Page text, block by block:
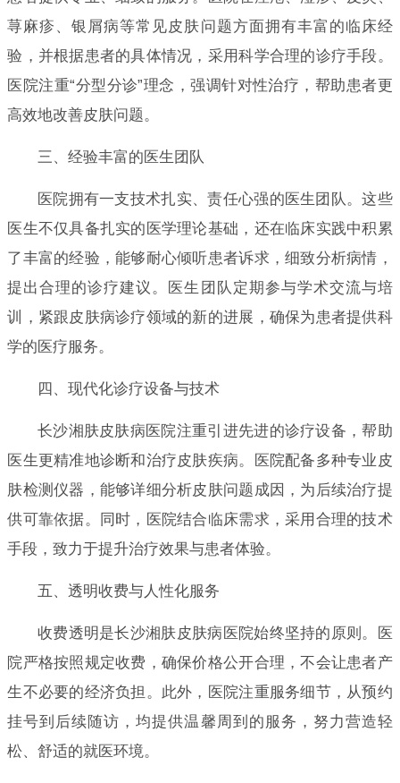
荨麻疹、银屑病等常见皮肤问题方面拥有丰富的临床经
验，并根据患者的具体情况，采用科学合理的诊疗手段。
医院注重“分型分诊”理念，强调针对性治疗，帮助患者更
高效地改善皮肤问题。
三、经验丰富的医生团队
医院拥有一支技术扎实、责任心强的医生团队。这些
医生不仅具备扎实的医学理论基础，还在临床实践中积累
了丰富的经验，能够耐心倾听患者诉求，细致分析病情，
提出合理的诊疗建议。医生团队定期参与学术交流与培
训，紧跟皮肤病诊疗领域的新的进展，确保为患者提供科
学的医疗服务。
四、现代化诊疗设备与技术
长沙湘肤皮肤病医院注重引进先进的诊疗设备，帮助
医生更精准地诊断和治疗皮肤疾病。医院配备多种专业皮
肤检测仪器，能够详细分析皮肤问题成因，为后续治疗提
供可靠依据。同时，医院结合临床需求，采用合理的技术
手段，致力于提升治疗效果与患者体验。
五、透明收费与人性化服务
收费透明是长沙湘肤皮肤病医院始终坚持的原则。医
院严格按照规定收费，确保价格公开合理，不会让患者产
生不必要的经济负担。此外，医院注重服务细节，从预约
挂号到后续随访，均提供温馨周到的服务，努力营造轻
松、舒适的就医环境。